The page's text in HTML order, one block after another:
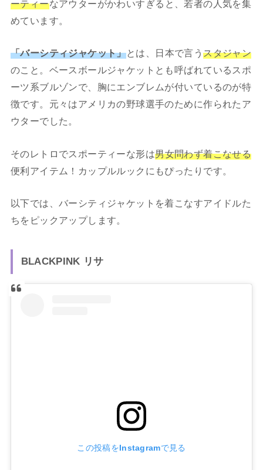
ーティーなアウターがかわいすぎると、若者の人気を集
めています。
「バーシティジャケット」とは、日本で言うスタジャン
のこと。ベースボールジャケットとも呼ばれているスポ
ーツ系ブルゾンで、胸にエンブレムが付いているのが特
徴です。元々はアメリカの野球選手のために作られたア
ウターでした。
そのレトロでスポーティーな形は男女問わず着こなせる
便利アイテム！カップルルックにもぴったりです。
以下では、バーシティジャケットを着こなすアイドルた
ちをピックアップします。
BLACKPINK リサ
この投稿をInstagramで見る